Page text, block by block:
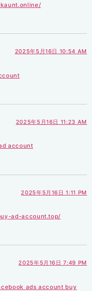
2025年5月16日 10:54 AM
2025年5月16日 11:23 AM
account
2025年5月16日 1:11 PM
ad-account.top/
2025年5月16日 7:49 PM
ads account buy